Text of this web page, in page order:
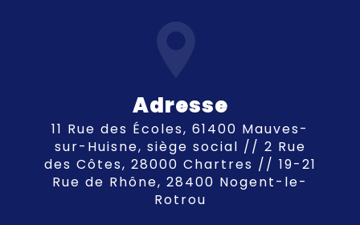
Adresse
11 Rue des Écoles, 61400 Mauves-
sur-Huisne, siège social // 2 Rue
des Côtes, 28000 Chartres // 19-21
Rue de Rhône, 28400 Nogent-le-
Rotrou